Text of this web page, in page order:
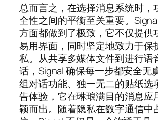
总而言之，在选择消息系统时，
全性之间的平衡至关重要。
方面都做到了极致，它不仅提供
易用界面，同时坚定地致力于保
私。从共享多媒体文件到进行语
话，Signal 确保每一步都安全无
组对话功能、独一无二的贴纸选
告体验，它在琳琅满目的消息应
颖而出。随着隐私在数字通信中